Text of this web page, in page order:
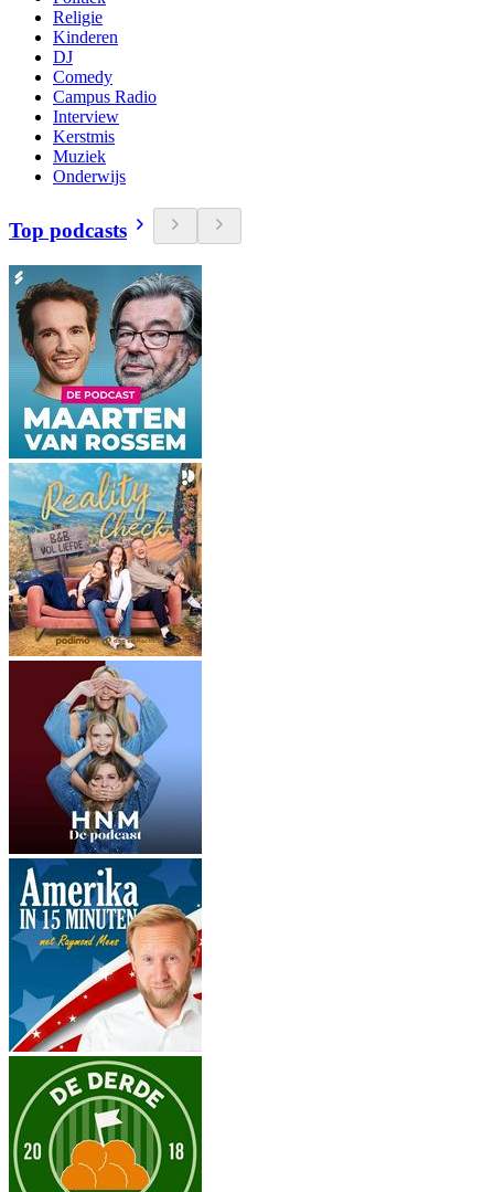
Religie
Kinderen
DJ
Comedy
Campus Radio
Interview
Kerstmis
Muziek
Onderwijs
Top podcasts